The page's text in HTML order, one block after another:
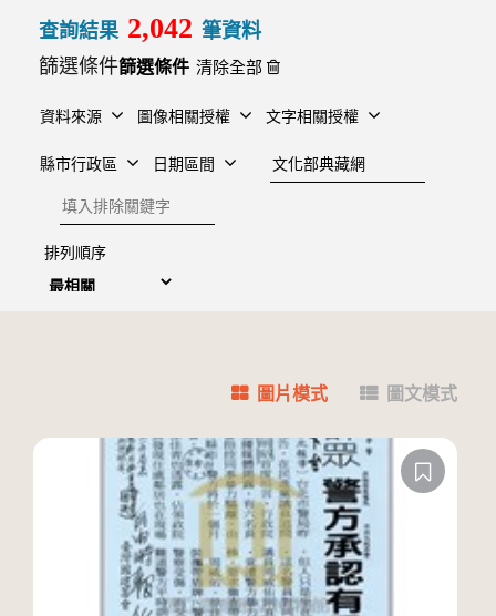
查詢結果 2,042 筆資料
篩選條件
清除全部
資料來源 圖像相關授權 文字相關授權
縣市行政區 日期區間
建檔單位
排除關鍵字
排列順序
圖片模式 圖文模式